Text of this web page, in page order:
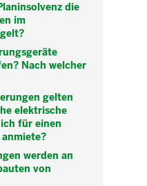
die
im
Nach welcher
gelten
elektrische
für einen
werden an
von